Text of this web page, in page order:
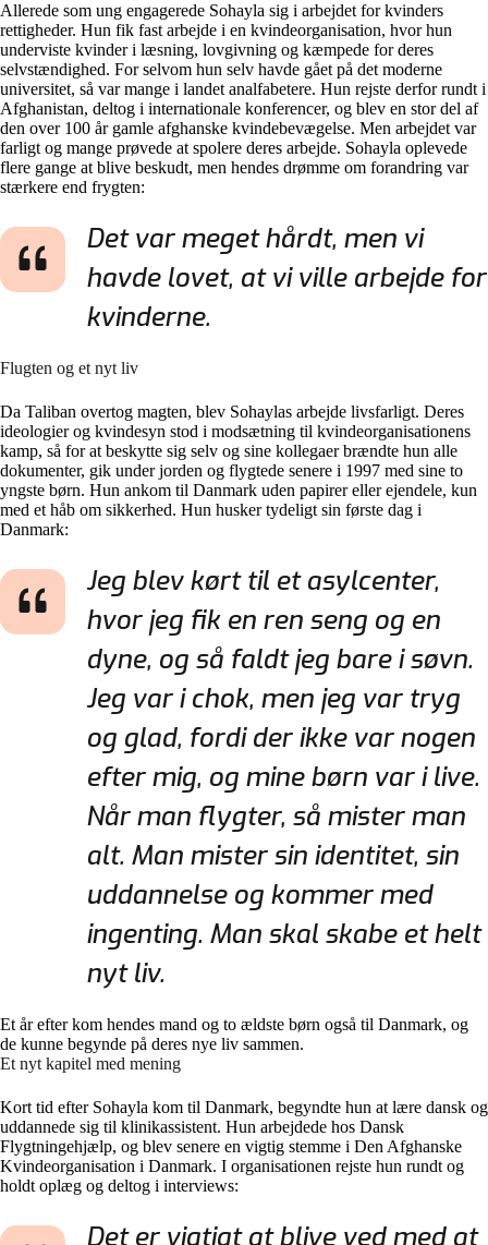
Allerede som ung engagerede Sohayla sig i arbejdet for kvinders
rettigheder. Hun fik fast arbejde i en kvindeorganisation, hvor hun
underviste kvinder i læsning, lovgivning og kæmpede for deres
selvstændighed. For selvom hun selv havde gået på det moderne
universitet, så var mange i landet analfabetere. Hun rejste derfor rundt i
Afghanistan, deltog i internationale konferencer, og blev en stor del af
den over 100 år gamle afghanske kvindebevægelse. Men arbejdet var
farligt og mange prøvede at spolere deres arbejde. Sohayla oplevede
flere gange at blive beskudt, men hendes drømme om forandring var
stærkere end frygten:
Det var meget hårdt, men vi
havde lovet, at vi ville arbejde for
kvinderne.
Flugten og et nyt liv
Da Taliban overtog magten, blev Sohaylas arbejde livsfarligt. Deres
ideologier og kvindesyn stod i modsætning til kvindeorganisationens
kamp, så for at beskytte sig selv og sine kollegaer brændte hun alle
dokumenter, gik under jorden og flygtede senere i 1997 med sine to
yngste børn. Hun ankom til Danmark uden papirer eller ejendele, kun
med et håb om sikkerhed. Hun husker tydeligt sin første dag i
Danmark:
Jeg blev kørt til et asylcenter,
hvor jeg fik en ren seng og en
dyne, og så faldt jeg bare i søvn.
Jeg var i chok, men jeg var tryg
og glad, fordi der ikke var nogen
efter mig, og mine børn var i live.
Når man flygter, så mister man
alt. Man mister sin identitet, sin
uddannelse og kommer med
ingenting. Man skal skabe et helt
nyt liv.
Et år efter kom hendes mand og to ældste børn også til Danmark, og
de kunne begynde på deres nye liv sammen.
Et nyt kapitel med mening
Kort tid efter Sohayla kom til Danmark, begyndte hun at lære dansk og
uddannede sig til klinikassistent. Hun arbejdede hos Dansk
Flygtningehjælp, og blev senere en vigtig stemme i Den Afghanske
Kvindeorganisation i Danmark. I organisationen rejste hun rundt og
holdt oplæg og deltog i interviews:
Det er vigtigt at blive ved med at